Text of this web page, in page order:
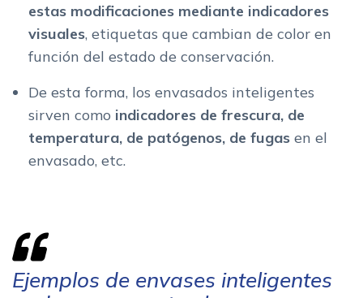
estas modificaciones mediante indicadores
visuales, etiquetas que cambian de color en
función del estado de conservación.
De esta forma, los envasados inteligentes
sirven como indicadores de frescura, de
temperatura, de patógenos, de fugas en el
envasado, etc.
Ejemplos de envases inteligentes